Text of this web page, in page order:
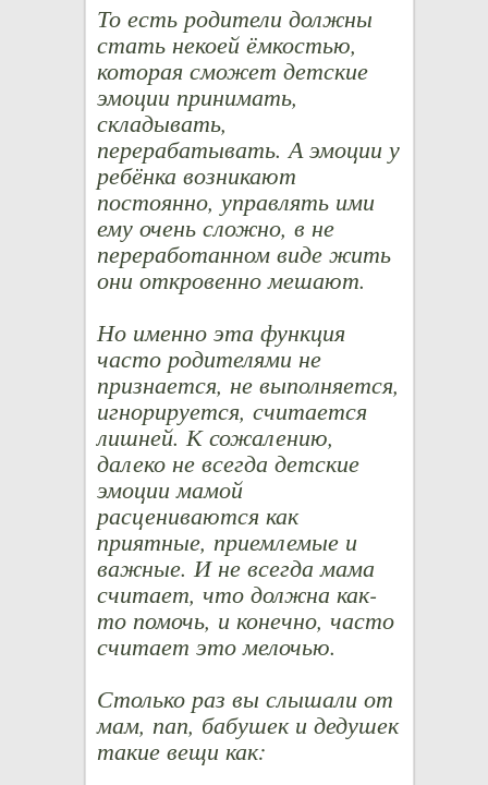
То есть родители должны
стать некоей ёмкостью,
которая сможет детские
эмоции принимать,
складывать,
перерабатывать. А эмоции у
ребёнка возникают
постоянно, управлять ими
ему очень сложно, в не
переработанном виде жить
они откровенно мешают.
Но именно эта функция
часто родителями не
признается, не выполняется,
игнорируется, считается
лишней. К сожалению,
далеко не всегда детские
эмоции мамой
расцениваются как
приятные, приемлемые и
важные. И не всегда мама
считает, что должна как-
то помочь, и конечно, часто
считает это мелочью.
Столько раз вы слышали от
мам, пап, бабушек и дедушек
такие вещи как: